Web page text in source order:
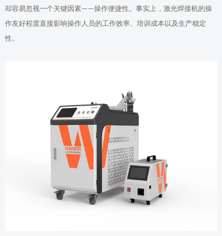
却容易忽视一个关键因素——操作便捷性。事实上，激光焊接机的操
作友好程度直接影响操作人员的工作效率、培训成本以及生产稳定
性。